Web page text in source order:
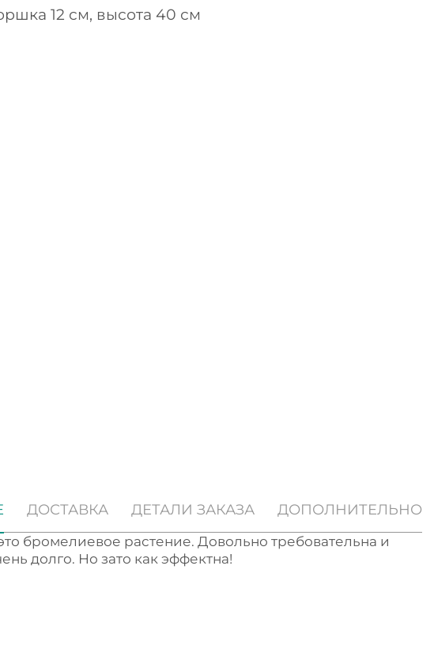
12 см, высота 40 см
ДОСТАВКА ДЕТАЛИ ЗАКАЗА ДОПОЛНИТЕЛЬНО
бромелиевое растение. Довольно требовательна и
долго. Но зато как эффектна!